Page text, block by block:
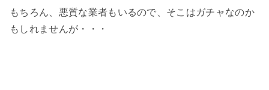
もちろん、悪質な業者もいるので、そこはガチャなのか